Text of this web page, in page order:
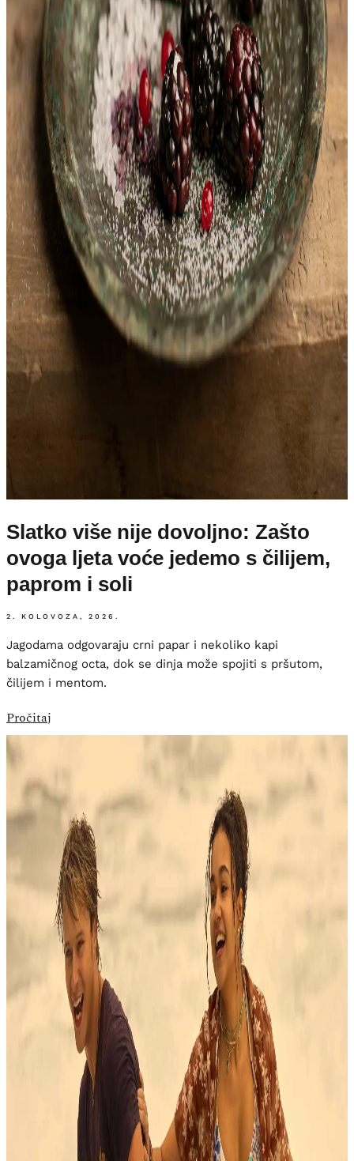
Slatko više nije dovoljno: Zašto
ovoga ljeta voće jedemo s čilijem,
paprom i soli
2. KOLOVOZA, 2026.
Jagodama odgovaraju crni papar i nekoliko kapi
balzamičnog octa, dok se dinja može spojiti s pršutom,
čilijem i mentom.
Pročitaj